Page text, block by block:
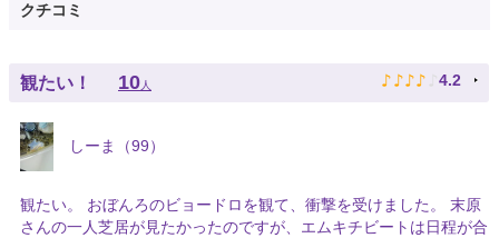
クチコミ
観たい！ 10人 ♪ ♪ ♪ ♪ ♪ 4.2
しーま（99）
観たい。 おぼんろのビョードロを観て、衝撃を受けました。 末原
さんの一人芝居が見たかったのですが、エムキチビートは日程が合